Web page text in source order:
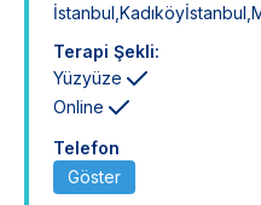
İstanbul Kadıköyİstanbul
Terapi Şekli:
Yüzyüze
Online
Telefon
Göster